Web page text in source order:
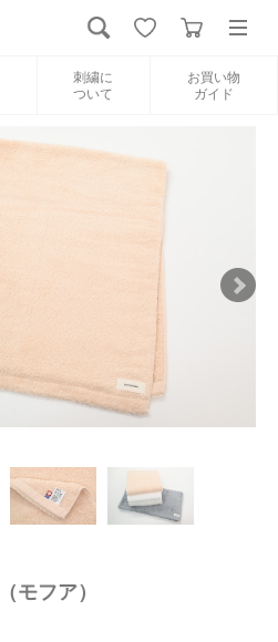
刺繍に
ついて
お買い物
ガイド
新規会員登録
モフア）